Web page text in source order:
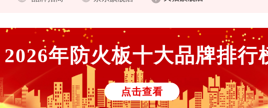
2026年 防火板十大品牌排行
点击查看